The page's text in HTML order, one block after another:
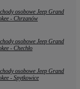
osobowe Jeep Grand
- Chrzanów
osobowe Jeep Grand
- Chechło
osobowe Jeep Grand
- Spytkowice